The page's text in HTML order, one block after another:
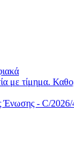
τίμημα.
- C/